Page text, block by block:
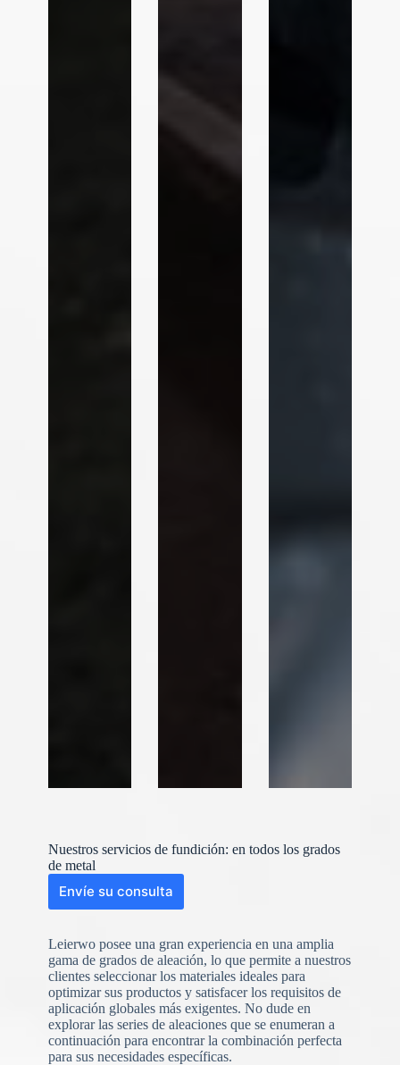
Nuestros servicios de fundición: en todos los grados
de metal
Envíe su consulta
N
o
Leierwo posee una gran experiencia en una amplia
gama de grados de aleación, lo que permite a nuestros
clientes seleccionar los materiales ideales para
optimizar sus productos y satisfacer los requisitos de
aplicación globales más exigentes. No dude en
explorar las series de aleaciones que se enumeran a
continuación para encontrar la combinación perfecta
para sus necesidades específicas.